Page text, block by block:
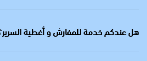
هل عندكم خدمة للمفارش و أغطية